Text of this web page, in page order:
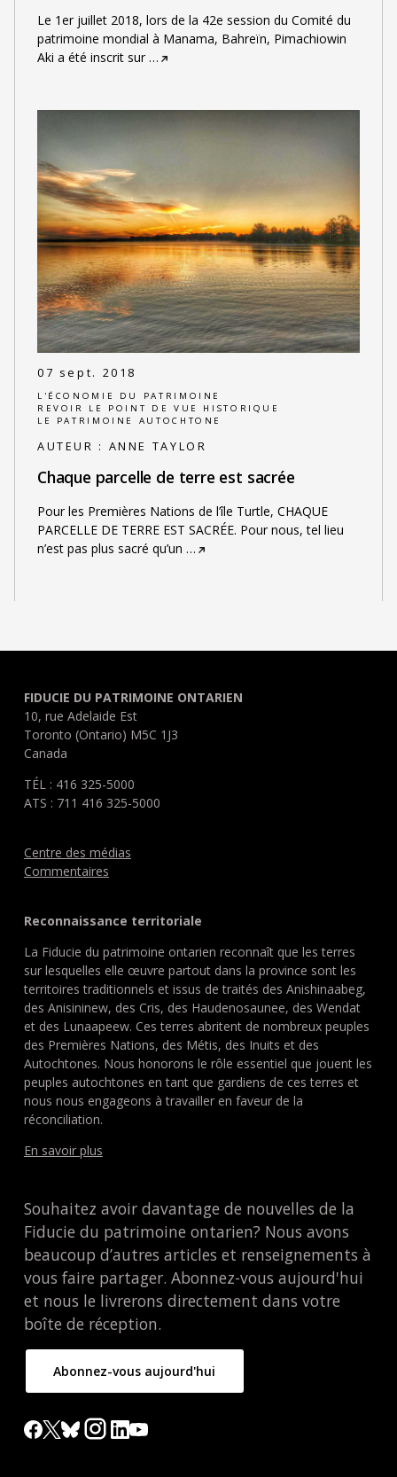
Le 1er juillet 2018, lors de la 42e session du Comité du
patrimoine mondial à Manama, Bahreïn, Pimachiowin
Aki a été inscrit sur…
07 sept. 2018
L'ÉCONOMIE DU PATRIMOINE
REVOIR LE POINT DE VUE HISTORIQUE
LE PATRIMOINE AUTOCHTONE
AUTEUR : ANNE TAYLOR
Chaque parcelle de terre est sacrée
Pour les Premières Nations de l’île Turtle, CHAQUE
PARCELLE DE TERRE EST SACRÉE. Pour nous, tel lieu
n’est pas plus sacré qu’un …
FIDUCIE DU PATRIMOINE ONTARIEN
10, rue Adelaide Est
Toronto (Ontario) M5C 1J3
Canada
TÉL : 416 325-5000
ATS : 711 416 325-5000
Centre des médias
Commentaires
Reconnaissance territoriale
La Fiducie du patrimoine ontarien reconnaît que les terres
sur lesquelles elle œuvre partout dans la province sont les
territoires traditionnels et issus de traités des Anishinaabeg,
des Anisininew, des Cris, des Haudenosaunee, des Wendat
et des Lunaapeew. Ces terres abritent de nombreux peuples
des Premières Nations, des Métis, des Inuits et des
Autochtones. Nous honorons le rôle essentiel que jouent les
peuples autochtones en tant que gardiens de ces terres et
nous nous engageons à travailler en faveur de la
réconciliation.
En savoir plus
Souhaitez avoir davantage de nouvelles de la
Fiducie du patrimoine ontarien? Nous avons
beaucoup d’autres articles et renseignements à
vous faire partager. Abonnez-vous aujourd'hui
et nous le livrerons directement dans votre
boîte de réception.
Abonnez-vous aujourd'hui